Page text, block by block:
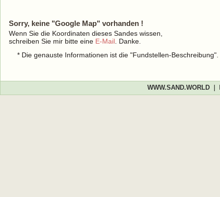
Sorry, keine "Google Map" vorhanden !
Wenn Sie die Koordinaten dieses Sandes wissen,
schreiben Sie mir bitte eine E-Mail . Danke.
* Die genauste Informationen ist die "Fundstellen-
WWW.SAND.WORLD|